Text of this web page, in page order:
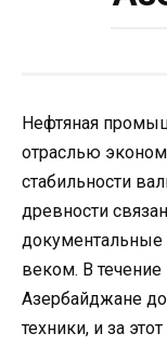
Нефтяная
отраслью
стабильности
древности
документальные
веком. В течение
Азербайджане
техники, и за